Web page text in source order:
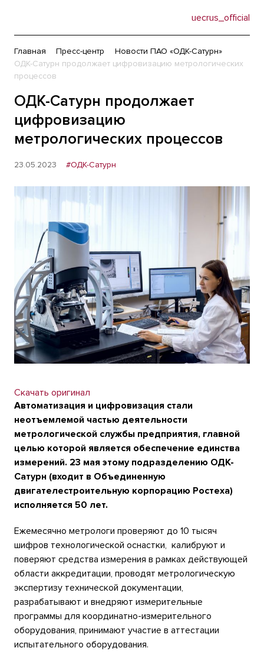
uecrus_official
Главная Пресс-центр
Новости ПАО «ОДК-Сатурн»
ОДК-Сатурн продолжает цифровизацию метрологических
процессов
ОДК-Сатурн продолжает
цифровизацию
метрологических процессов
23.05.2023 #ОДК-Сатурн
Скачать оригинал
Автоматизация и цифровизация стали
неотъемлемой частью деятельности
метрологической службы предприятия, главной
целью которой является обеспечение единства
измерений. 23 мая этому подразделению ОДК-
Сатурн (входит в Объединенную
двигателестроительную корпорацию Ростеха)
исполняется 50 лет.
Ежемесячно метрологи проверяют до 10 тысяч
шифров технологической оснастки, калибруют и
поверяют средства измерения в рамках действующей
области аккредитации, проводят метрологическую
экспертизу технической документации,
разрабатывают и внедряют измерительные
программы для координатно-измерительного
оборудования, принимают участие в аттестации
испытательного оборудования.